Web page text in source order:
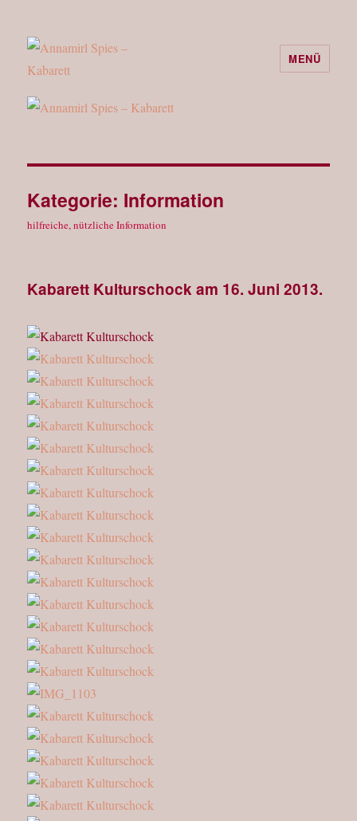
Annamirl Spies – Kabarett
MENÜ
Kategorie: Information
hilfreiche, nützliche Information
Kabarett Kulturschock am 16. Juni 2013.